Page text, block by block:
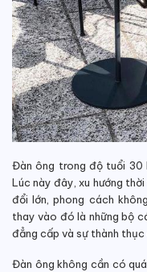
Đàn ông trong độ tuổi 30
Lúc này đây, xu hướng
đổi lớn, phong cách
thay vào đó là những bộ
đẳng cấp và sự thành thục
Đàn ông không cần có